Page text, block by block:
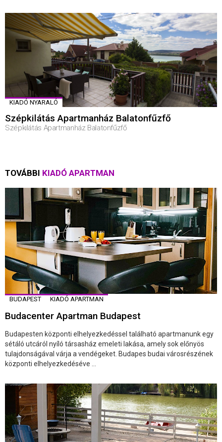
KIADÓ NYARALÓ
Szépkilátás Apartmanház Balatonfűzfő
Szépkilátás Apartmanház Balatonfűzfő
TOVÁBBI KIADÓ APARTMAN
BUDAPEST KIADÓ APARTMAN
Budacenter Apartman Budapest
Budapesten központi elhelyezkedéssel található apartmanunk egy
sétáló utcáról nyíló társasház emeleti lakása, amely sok előnyös
tulajdonságával várja a vendégeket. Budapes budai városrészének
központi elhelyezkedéséve ...